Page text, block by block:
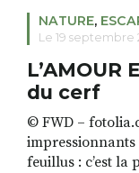
NATURE,
Le 19 septembre
L’AMOUR
du cerf
© FWD –
feuillus : c’est